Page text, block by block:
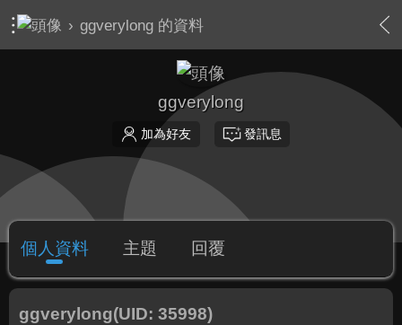
› ggverylong 的資料
ggverylong
加為好友 發訊息
個人資料 主題 回覆
ggverylong(UID: 35998)